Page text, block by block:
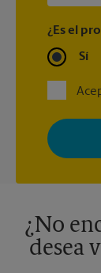
¿Es el
Sí
Al
Store con
adaptados a
momento.
¿No
desea